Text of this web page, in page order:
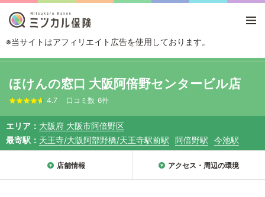
※当サイトはアフィリエイト広告を使用しております。
大阪 大阪市阿倍野区
ほけんの窓口 大阪阿倍野センタービル店
4.7 口コミ数 6件
エリア
大阪府 大阪市阿倍野区
最寄駅
天王寺/大阪阿部野橋/天王寺駅前駅 阿倍野駅 今池駅
店舗情報 アクセス・周辺の環境